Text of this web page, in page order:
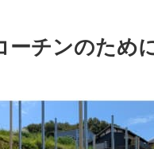
ーチンのため